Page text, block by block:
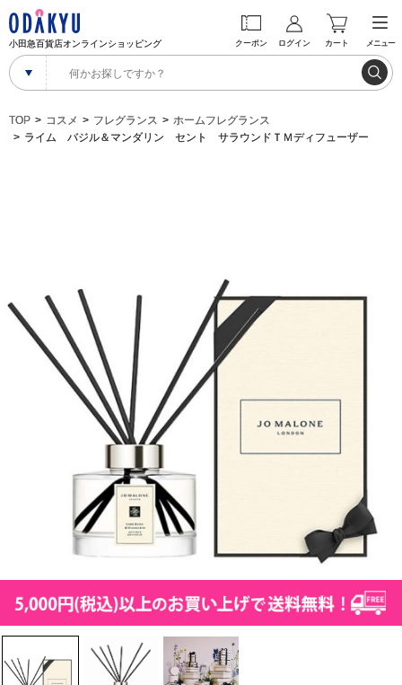
小田急百貨店オンラインショッピング クーポン ログイン カート メニュー
TOP コスメ フレグランス
ホームフレグランス
ライム バジル＆マンダリン セント サラウンドＴＭディフューザー